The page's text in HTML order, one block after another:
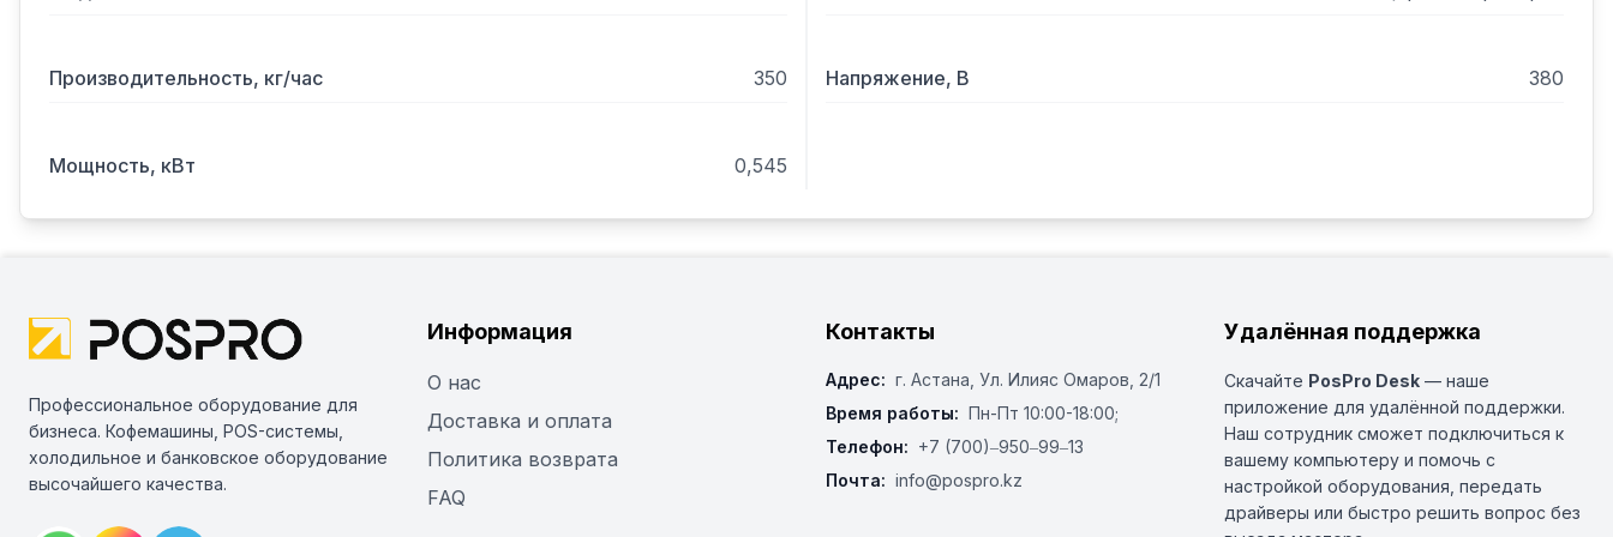
Производительность, кг/час 350 Напряжение, В 380
Мощность, кВт 0,545
Профессиональное оборудование для
бизнеса. Кофемашины, POS-системы,
холодильное и банковское оборудование
высочайшего качества.
Информация
О нас
Доставка и оплата
Политика возврата
FAQ
Контакты
Адрес: г. Астана, ​Ул. Илияс Омаров, 2/1
Время работы: Пн-Пт 10:00-18:00;
Телефон: +7 (700)‒950‒99‒13
Почта: info@pospro.kz
Удалённая поддержка
Скачайте PosPro Desk — наше
приложение для удалённой поддержки.
Наш сотрудник сможет подключиться к
вашему компьютеру и помочь с
настройкой оборудования, передать
драйверы или быстро решить вопрос без